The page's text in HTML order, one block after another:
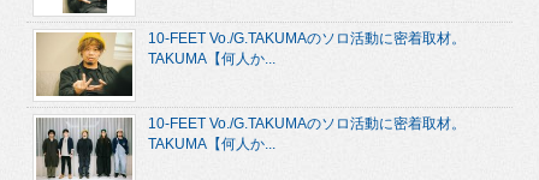
10-FEET Vo./G.TAKUMAのソロ活動に密着取材。
TAKUMA【何人か...
10-FEET Vo./G.TAKUMAのソロ活動に密着取材。
TAKUMA【何人か...